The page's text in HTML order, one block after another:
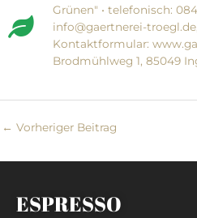
Grünen" • telefonisch:
info@gaertnerei-
Kontaktformular:
Brodmühlweg 1, 85049
← Vorheriger Beitrag
ESPRESSO